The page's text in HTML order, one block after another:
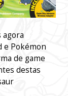
e Pokémon
de game
destas